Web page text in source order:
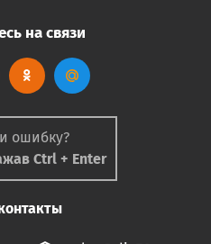
на связи
ошибку?
Ctrl + Enter